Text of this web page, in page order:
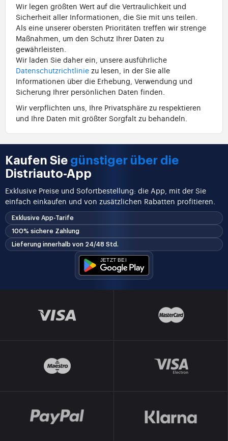
Wir legen größten Wert auf die Vertraulichkeit und
Sicherheit aller Informationen, die Sie mit uns teilen.
Als eine unserer obersten Prioritäten treffen wir strenge
Maßnahmen, um den Schutz Ihrer Daten zu
gewährleisten.
Wir laden Sie daher ein, unsere ausführliche
Datenschutzrichtlinie zu lesen, in der Sie alle
Informationen über die Erhebung, Verwendung und
Sicherung Ihrer persönlichen Daten finden.
Wir verpflichten uns, Ihre Privatsphäre zu respektieren
und Ihre Daten mit größter Sorgfalt zu behandeln.
Kaufen Sie günstiger über die
Distriauto-App
Exklusive Preise und Sofortbestellung: die App, mit der Sie
einfach einkaufen und von zusätzlichen Rabatten profitieren.
Exklusive App-Tarife
100% sichere Zahlung
Lieferung innerhalb von 24/48 Std.